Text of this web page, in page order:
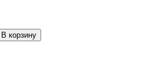
В корзину